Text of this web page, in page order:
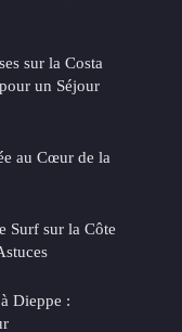
sur la Costa
un Séjour
au Cœur de la
Surf sur la Côte
Dieppe :